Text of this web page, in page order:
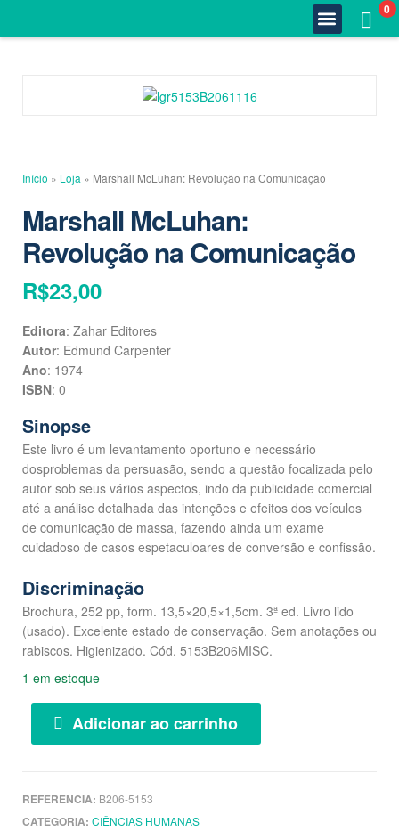
0
Início » Loja » Marshall McLuhan: Revolução na Comunicação
Marshall McLuhan:
Revolução na Comunicação
R$23,00
Editora: Zahar Editores
Autor: Edmund Carpenter
Ano: 1974
ISBN: 0
Sinopse
Este livro é um levantamento oportuno e necessário
dosproblemas da persuasão, sendo a questão focalizada pelo
autor sob seus vários aspectos, indo da publicidade comercial
até a análise detalhada das intenções e efeitos dos veículos
de comunicação de massa, fazendo ainda um exame
cuidadoso de casos espetaculoares de conversão e confissão.
Discriminação
Brochura, 252 pp, form. 13,5×20,5×1,5cm. 3ª ed. Livro lido
(usado). Excelente estado de conservação. Sem anotações ou
rabiscos. Higienizado. Cód. 5153B206MISC.
1 em estoque
Adicionar ao carrinho
REFERÊNCIA: B206-5153
CATEGORIA: CIÊNCIAS HUMANAS